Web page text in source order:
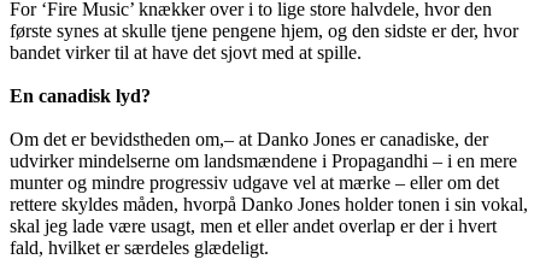
For ‘Fire Music’ knækker over i to lige store halvdele, hvor den
første synes at skulle tjene pengene hjem, og den sidste er der, hvor
bandet virker til at have det sjovt med at spille.
En canadisk lyd?
Om det er bevidstheden om,– at Danko Jones er canadiske, der
udvirker mindelserne om landsmændene i Propagandhi – i en mere
munter og mindre progressiv udgave vel at mærke – eller om det
rettere skyldes måden, hvorpå Danko Jones holder tonen i sin vokal,
skal jeg lade være usagt, men et eller andet overlap er der i hvert
fald, hvilket er særdeles glædeligt.